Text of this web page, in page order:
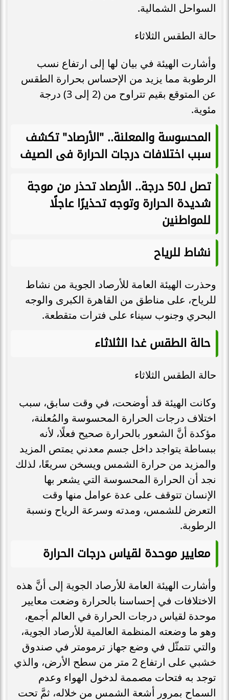
السواحل الشمالية.
حالة الطقس الثلاثاء
وأشارت الهيئة في بيان لها إلى ارتفاع نسب
الرطوبة مما يزيد من الإحساس بحرارة الطقس
عن المتوقع بقيم تتراوح من (2 إلى 3) درجة
مئوية.
المحسوسة والمعلنة.. "الأرصاد" تكشف
سبب اختلافات درجات الحرارة فى الصيف
تصل لـ50 درجة.. الأرصاد تحذر من موجة
شديدة الحرارة وتوجه تحذيرًا عاجلًا
للمواطنين
نشاط للرياح
وحذرت الهيئة العامة للأرصاد الجوية من نشاط
للرياح، على مناطق من القاهرة الكبرى والوجه
البحري وجنوب سيناء على فترات متقطعة.
حالة الطقس غدا الثلاثاء
حالة الطقس الثلاثاء
وكانت الهيئة قد أوضحت، في وقت سابق، سبب
اختلاف درجات الحرارة المحسوسة والمُعلنة،
مؤكدة أنَّ الشعور بالحرارة صحيح فعلًا، لأنه
ببساطة يتواجد داخل جسم معدني يمتص المزيد
والمزيد من حرارة الشمس ويسخن سريعًا، لذلك
نجد أن الحرارة المحسوسة التي يشعر بها
الإنسان تتوقف على عدة عوامل منها وقت
التعرض للشمس، ومدته وسرعة الرياح ونسبة
الرطوبة.
معايير موحدة لقياس درجات الحرارة
وأشارت الهيئة العامة للأرصاد الجوية إلى أنَّ هذه
الاختلافات في إحساسنا بالحرارة وضعت معايير
موحدة لقياس درجات الحرارة في العالم أجمع،
وهو ما وضعته المنظمة العالمية للأرصاد الجوية،
والتي تتمثّل في وضع جهاز ترمومتر في صندوق
خشبي على ارتفاع 2 متر من سطح الأرض، والذي
توجد به فتحات مصممة لدخول الهواء وعدم
السماح بمرور أشعة الشمس من خلاله، ثمَّ تحت